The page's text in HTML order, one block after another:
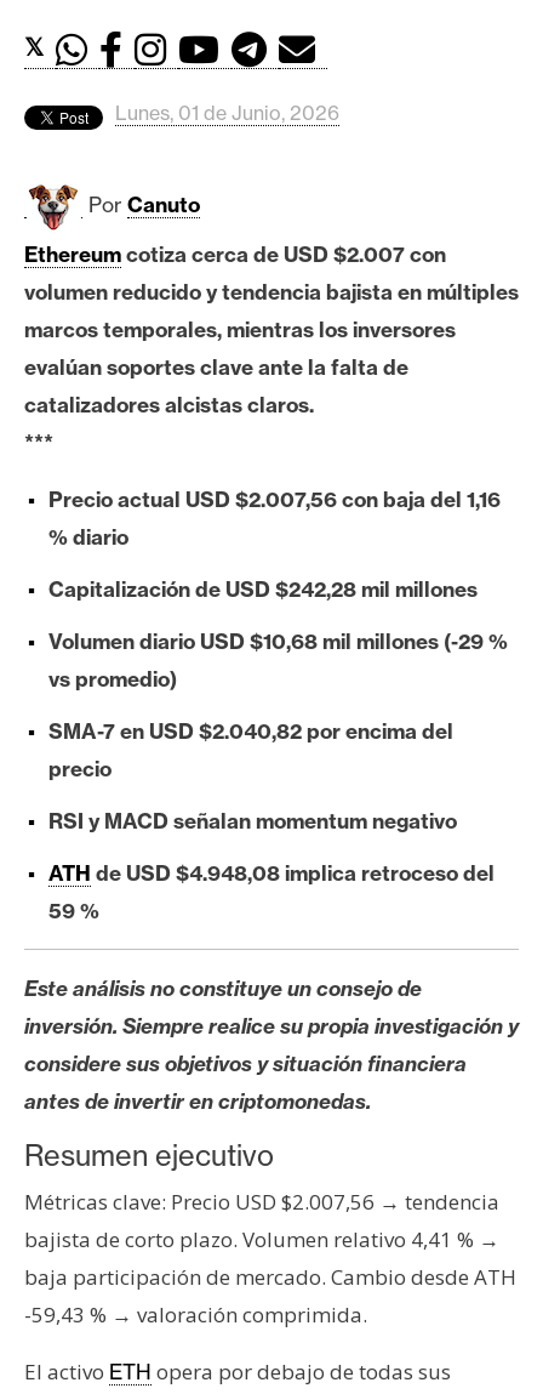
d
s
B
t
c
o
i
t
h
r
u
m
I
A
n
á
l
s
i
s
o
t
a
s
e
𝕏
Lunes, 01 de Junio, 2026
Por Canuto
Ethereumcotiza cerca de USD $2.007 con
volumen reducido y tendencia bajista en múltiples
marcos temporales, mientras los inversores
evalúan soportes clave ante la falta de
catalizadores alcistas claros.
***
Precio actual USD $2.007,56 con baja del 1,16
% diario
Capitalización de USD $242,28 mil millones
Volumen diario USD $10,68 mil millones (-29 %
vs promedio)
SMA-7 en USD $2.040,82 por encima del
precio
RSI y MACD señalan momentum negativo
ATH de USD $4.948,08 implica retroceso del
59 %
Este análisis no constituye un consejo de
inversión. Siempre realice su propia investigación y
considere sus objetivos y situación financiera
antes de invertir en criptomonedas.
Resumen ejecutivo
Métricas clave: Precio USD $2.007,56 → tendencia
bajista de corto plazo. Volumen relativo 4,41 % →
baja participación de mercado. Cambio desde ATH
-59,43 % → valoración comprimida.
El activo ETH opera por debajo de todas sus